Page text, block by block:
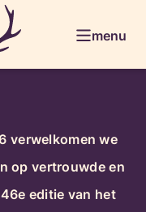
menu
verwelkomen we
op vertrouwde en
editie van het